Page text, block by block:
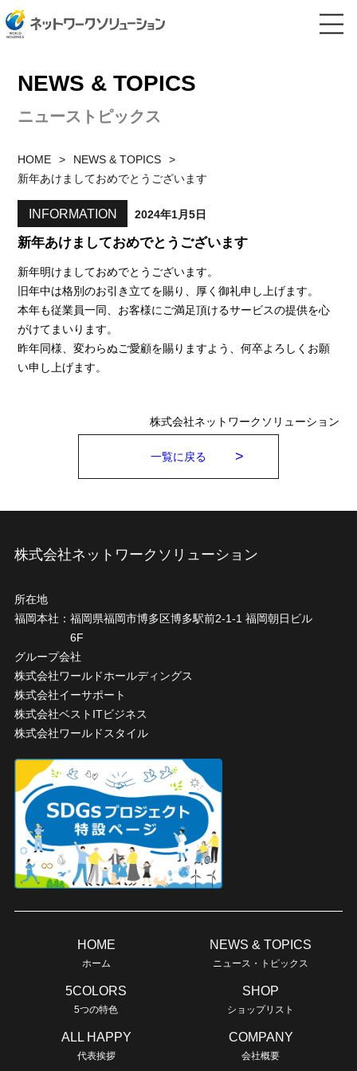
NEWS & TOPICS
ニューストピックス
HOME
NEWS & TOPICS
新年あけましておめでとうございます
INFORMATION 2024年1月5日
新年あけましておめでとうございます
新年明けましておめでとうございます。
旧年中は格別のお引き立てを賜り、厚く御礼申し上げます。
本年も従業員一同、お客様にご満足頂けるサービスの提供を心
がけてまいります。
昨年同様、変わらぬご愛顧を賜りますよう、何卒よろしくお願
い申し上げます。
株式会社ネットワークソリューション
一覧に戻る
株式会社ネットワークソリューション
所在地
福岡本社： 福岡県福岡市博多区博多駅前2-1-1 福岡朝日ビル
6F
グループ会社
株式会社ワールドホールディングス
株式会社イーサポート
株式会社ベストITビジネス
株式会社ワールドスタイル
HOME
ホーム
NEWS & TOPICS
ニュース・トピックス
5COLORS
5つの特色
SHOP
ショップリスト
ALL HAPPY
代表挨拶
COMPANY
会社概要